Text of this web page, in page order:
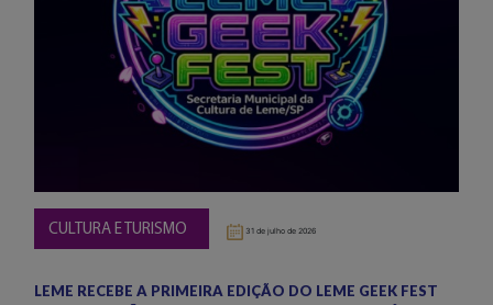
CULTURA E TURISMO 31 de julho de 2026
LEME RECEBE A PRIMEIRA EDIÇÃO DO LEME GEEK FEST